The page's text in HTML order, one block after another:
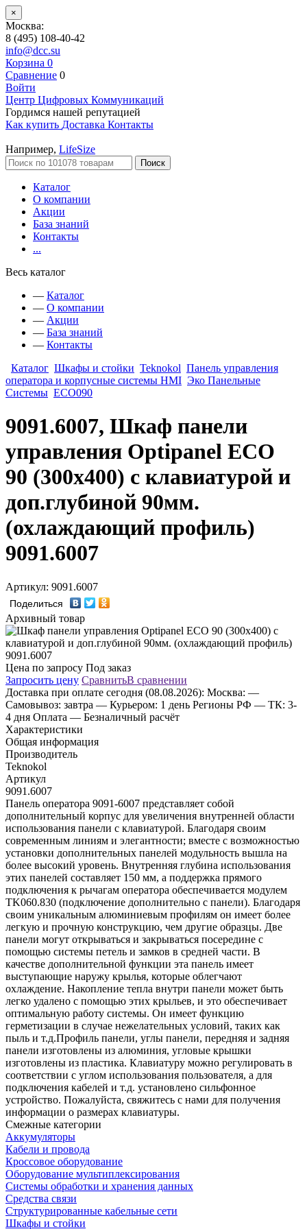
×
Москва:
8 (495) 108-40-42
info@dcc.su
Корзина 0
Сравнение 0
Войти
Центр Цифровых Коммуникаций
Гордимся нашей репутацией
Как купить Доставка Контакты
Например, LifeSize
Поиск
Каталог
О компании
Акции
База знаний
Контакты
...
Весь каталог
— Каталог
— О компании
— Акции
— База знаний
— Контакты
Каталог Шкафы и стойки Teknokol Панель управления
оператора и корпусные системы HMI Эко Панельные
Системы ECO090
9091.6007, Шкаф панели
управления Optipanel ECO
90 (300х400) с клавиатурой и
доп.глубиной 90мм.
(охлаждающий профиль)
9091.6007
Артикул: 9091.6007
Поделиться
Архивный товар
Цена по запросу Под заказ
Запросить цену СравнитьВ сравнении
Доставка при оплате сегодня (08.08.2026): Москва: —
Самовывоз: завтра — Курьером: 1 день Регионы РФ — ТК: 3-
4 дня Оплата — Безналичный расчёт
Характеристики
Общая информация
Производитель
Teknokol
Артикул
9091.6007
Панель оператора 9091-6007 представляет собой
дополнительный корпус для увеличения внутренней области
использования панели с клавиатурой. Благодаря своим
современным линиям и элегантности; вместе с возможностью
установки дополнительных панелей модульность вышла на
более высокий уровень. Внутренняя глубина использования
этих панелей составляет 150 мм, а поддержка прямого
подключения к рычагам оператора обеспечивается модулем
TK060.830 (подключение дополнительно с панели). Благодаря
своим уникальным алюминиевым профилям он имеет более
легкую и прочную конструкцию, чем другие образцы. Две
панели могут открываться и закрываться посередине с
помощью системы петель и замков в средней части. В
качестве дополнительной функции эта панель имеет
выступающие наружу крылья, которые облегчают
охлаждение. Накопление тепла внутри панели может быть
легко удалено с помощью этих крыльев, и это обеспечивает
оптимальную работу системы. Он имеет функцию
герметизации в случае нежелательных условий, таких как
пыль и т.д.Профиль панели, углы панели, передняя и задняя
панели изготовлены из алюминия, угловые крышки
изготовлены из пластика. Клавиатуру можно регулировать в
соответствии с углом использования пользователя, а для
подключения кабелей и т.д. установлено сильфонное
устройство. Пожалуйста, свяжитесь с нами для получения
информации о размерах клавиатуры.
Смежные категории
Аккумуляторы
Кабели и провода
Кроссовое оборудование
Оборудование мультиплексирования
Системы обработки и хранения данных
Средства связи
Структурированные кабельные сети
Шкафы и стойки